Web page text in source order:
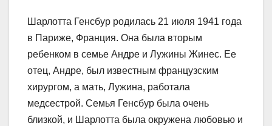
Шарлотта Генсбур родилась 21 июля 1941 года
в Париже, Франция. Она была вторым
ребенком в семье Андре и Лужины Жинес. Ее
отец, Андре, был известным французским
хирургом, а мать, Лужина, работала
медсестрой. Семья Генсбур была очень
близкой, и Шарлотта была окружена любовью и